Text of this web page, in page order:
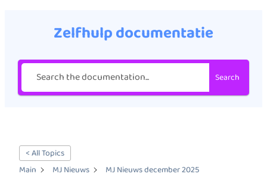
Zelfhulp documentatie
Search
< All Topics
Main
MJ Nieuws MJ Nieuws december 2025